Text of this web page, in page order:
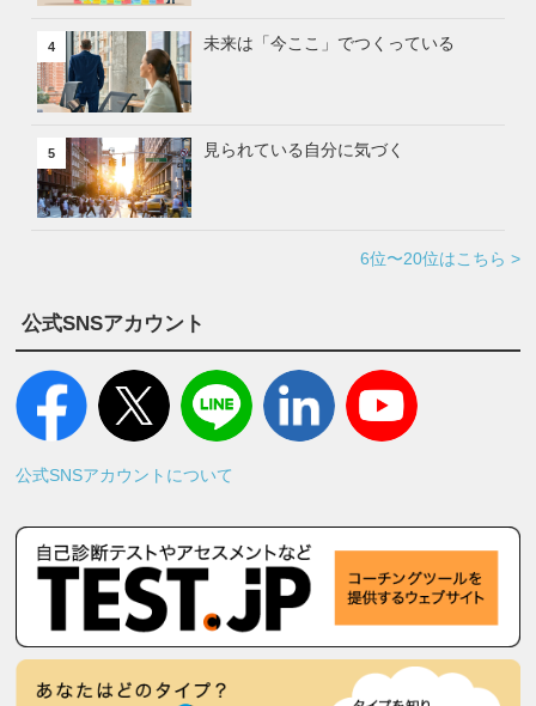
4 未来は「今ここ」でつくっている
5 見られている自分に気づく
6位〜20位はこちら >
公式SNSアカウント
公式SNSアカウントについて